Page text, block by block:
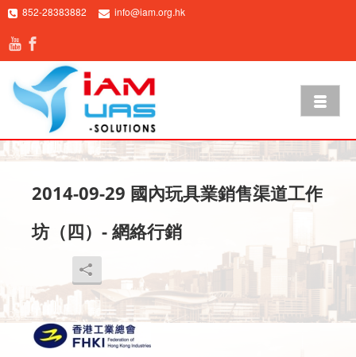
852-28383882 info@iam.org.hk
2014-09-29 國內玩具業銷售渠道工作
坊（四）- 網絡行銷